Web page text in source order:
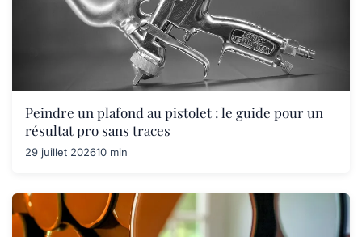
Peindre un plafond au pistolet : le guide pour un
résultat pro sans traces
29 juillet 202610 min